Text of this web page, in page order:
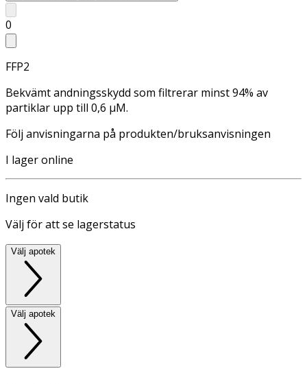
0
FFP2
Bekvämt andningsskydd som filtrerar minst 94% av
partiklar upp till 0,6 μM.
Följ anvisningarna på produkten/bruksanvisningen
I lager online
Ingen vald butik
Välj för att se lagerstatus
Välj apotek
Välj apotek